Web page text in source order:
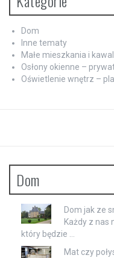
Dom
Inne tematy
Małe mieszkania i
Osłony okienne –
Oświetlenie wnętrz –
Dom
Dom jak ze
Każdy z
który będzie …
Mat czy